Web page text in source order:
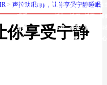
在线
观看
有哪
些
HHEIMIZHOU
女主
播丸
子君
女主
播原
来是
晨熙Y
女主
播周
童潼
女
播
> 声控助眠app，让你享受宁静睡眠
你享受宁静